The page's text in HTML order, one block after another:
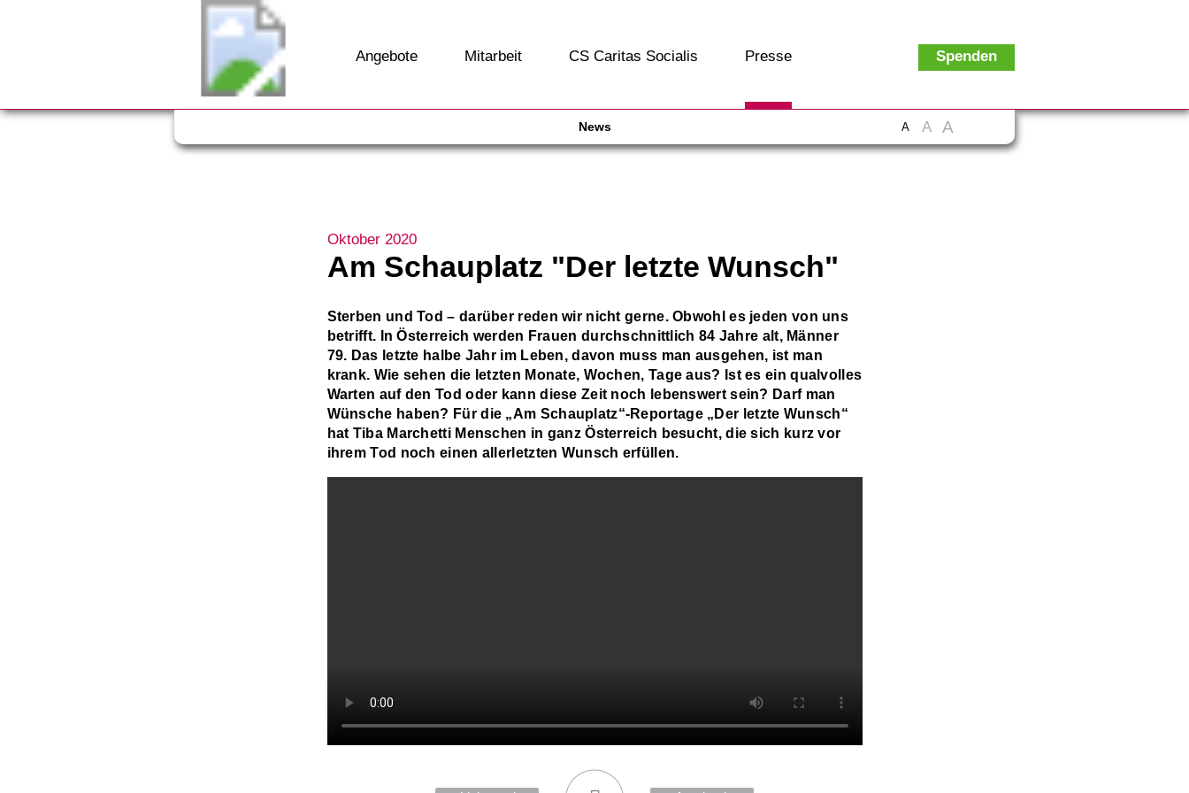
Angebote Mitarbeit CS Caritas Socialis Presse Spenden
A A A
News
Oktober 2020
Am Schauplatz "Der letzte Wunsch"
Sterben und Tod – darüber reden wir nicht gerne. Obwohl es jeden von uns
betrifft. In Österreich werden Frauen durchschnittlich 84 Jahre alt, Männer
79. Das letzte halbe Jahr im Leben, davon muss man ausgehen, ist man
krank. Wie sehen die letzten Monate, Wochen, Tage aus? Ist es ein qualvolles
Warten auf den Tod oder kann diese Zeit noch lebenswert sein? Darf man
Wünsche haben? Für die „Am Schauplatz“-Reportage „Der letzte Wunsch“
hat Tiba Marchetti Menschen in ganz Österreich besucht, die sich kurz vor
ihrem Tod noch einen allerletzten Wunsch erfüllen.